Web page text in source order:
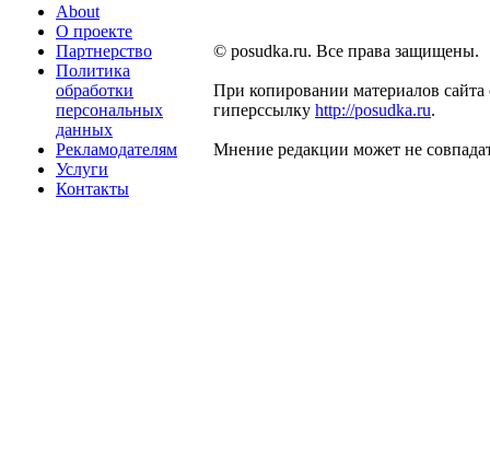
About
О проекте
Партнерство
Политика
обработки
персональных
данных
Рекламодателям
Услуги
Контакты
© posudka.ru. Все права защищены.
При копировании материалов сайта
гиперссылку http://posudka.ru.
Мнение редакции может не